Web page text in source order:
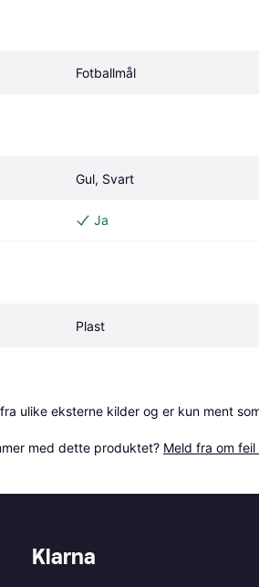
Fotballmål
Gul, Svart
Ja
Plast
ulike eksterne kilder og er kun ment
med dette produktet? Meld fra om feil
Klarna